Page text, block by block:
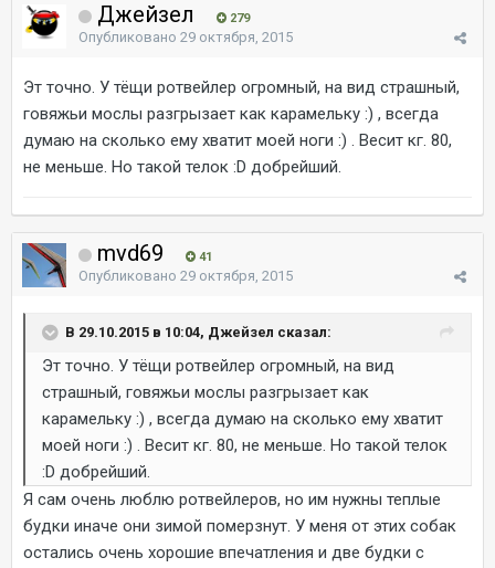
Джейзел 279
Опубликовано 29 октября, 2015
Эт точно. У тёщи ротвейлер огромный, на вид страшный,
говяжьи мослы разгрызает как карамельку :) , всегда
думаю на сколько ему хватит моей ноги :) . Весит кг. 80,
не меньше. Но такой телок :D добрейший.
mvd69 41
Опубликовано 29 октября, 2015
В 29.10.2015 в 10:04, Джейзел сказал:
Эт точно. У тёщи ротвейлер огромный, на вид
страшный, говяжьи мослы разгрызает как
карамельку :) , всегда думаю на сколько ему хватит
моей ноги :) . Весит кг. 80, не меньше. Но такой телок
:D добрейший.
Я сам очень люблю ротвейлеров, но им нужны теплые
будки иначе они зимой померзнут. У меня от этих собак
остались очень хорошие впечатления и две будки с